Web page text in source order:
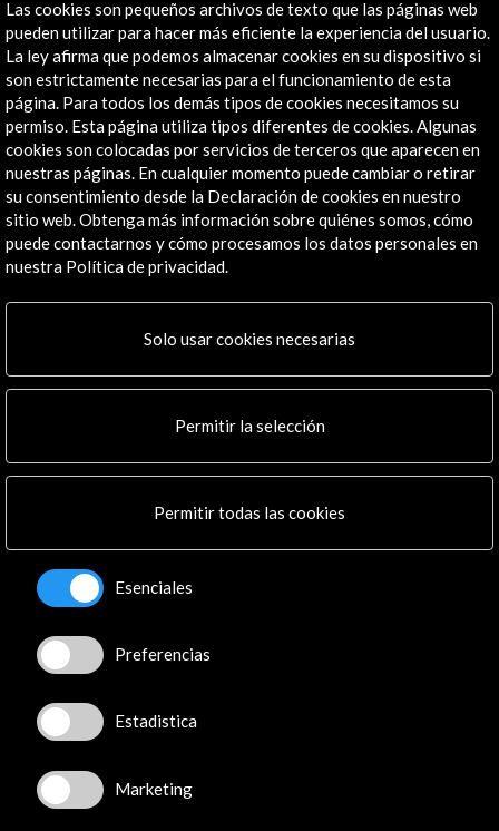
info@accioncultural.es
+34 91 700 4000
José Abascal, 4 - 4º
28003 Madrid, España
Canales de contacto
Explora
Institucional
Actividades
Programa PICE
Noticias
Mapa Web
Boletín digital
Conecta
X (Twitter)
Instagram
Facebook
Spotify
Flickr
Las cookies son pequeños archivos de texto que las páginas web
pueden utilizar para hacer más eficiente la experiencia del usuario.
La ley afirma que podemos almacenar cookies en su dispositivo si
son estrictamente necesarias para el funcionamiento de esta
página. Para todos los demás tipos de cookies necesitamos su
permiso. Esta página utiliza tipos diferentes de cookies. Algunas
cookies son colocadas por servicios de terceros que aparecen en
nuestras páginas. En cualquier momento puede cambiar o retirar
su consentimiento desde la Declaración de cookies en nuestro
sitio web. Obtenga más información sobre quiénes somos, cómo
puede contactarnos y cómo procesamos los datos personales en
nuestra Política de privacidad.
Solo usar cookies necesarias
Permitir la selección
Permitir todas las cookies
Esenciales
Preferencias
Estadistica
Marketing